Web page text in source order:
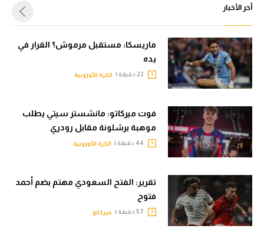
أخر الأخبار
ماريسكا: مستقبل مرموش؟ القرار في
يده
الكرة الأوروبية
فوت ميركاتو: مانشستر سيتي يطلب
موهبة برشلونة مقابل رودري
الكرة الأوروبية
تقرير: الفتح السعودي مهتم بضم أحمد
فتوح
ميركاتو